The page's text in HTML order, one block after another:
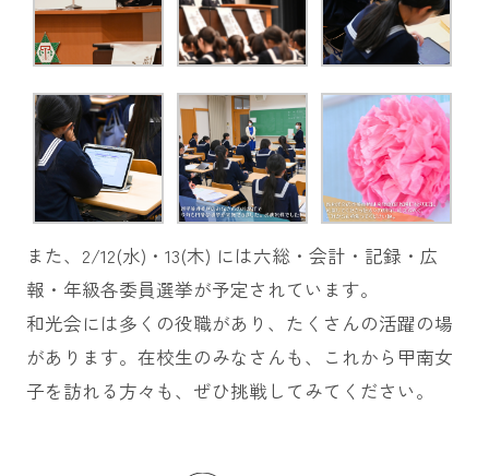
また、2/12(水)・13(木) には六総・会計・記録・広
報・年級各委員選挙が予定されています。
和光会には多くの役職があり、たくさんの活躍の場
があります。在校生のみなさんも、これから甲南女
子を訪れる方々も、ぜひ挑戦してみてください。